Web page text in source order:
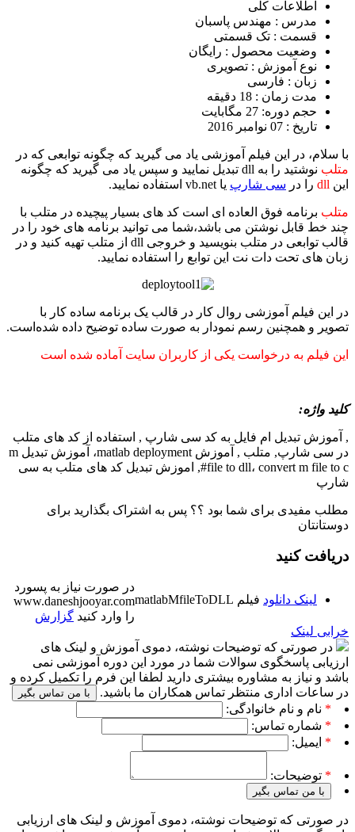
اطلاعات کلی
مدرس : مهندس پاسبان
قسمت : تک قسمتی
وضعیت محصول : رایگان
نوع آموزش : تصویری
زبان : فارسی
مدت زمان : 18 دقیقه
حجم دوره: 27 مگابایت
تاریخ : 07 نوامبر 2016
با سلام، در این فیلم آموزشی یاد می گیرید که چگونه توابعی که در
متلب
نوشتید را به dll تبدیل نمایید و سپس یاد می گیرید که چگونه
این dll را در سی شارپ یا vb.net استفاده نمایید.
متلب برنامه فوق العاده ای است کد های بسیار پیچیده در متلب با
چند خط قابل نوشتن می باشد،شما می توانید برنامه های خود را در
قالب توابعی در متلب بنویسید و خروجی dll از متلب تهیه کنید و در
زبان های تحت دات نت این توابع را استفاده نمایید.
در این فیلم آموزشی روال کار در قالب یک برنامه ساده کار با
تصویر و همچنین رسم نمودار به صورت ساده توضیح داده شده‌است.
این فیلم به درخواست یکی از کاربران سایت آماده شده است
کلید واژه:
, آموزش تبدیل ام فایل به کد سی شارپ , استفاده از کد های متلب
در سی شارپ, متلب , آموزش matlab deployment، آموزش تبدیل m
file to dll، convert m file to c#, اموزش تبدیل کد های متلب به سی
شارپ
مطلب مفیدی برای شما بود ؟؟ پس به اشتراک بگذارید برای
دوستانتان
دریافت کنید
لینک دانلود فیلم matlabMfileToDLL
در صورت نیاز به پسورد
www.daneshjooyar.com
را وارد کنید گزارش
خرابی لینک
در صورتی که توضیحات نوشته، دموی آموزش و لینک های
ارزیابی پاسخگوی سوالات شما در مورد این دوره آموزشی نمی
باشد و نیاز به مشاوره بیشتری دارید لطفا این فرم را تکمیل کرده و
در ساعات اداری منتظر تماس همکاران ما باشید.
با من تماس بگیر
* نام و نام خانوادگی:
* شماره تماس:
* ایمیل:
* توضیحات:
با من تماس بگیر
در صورتی که توضیحات نوشته، دموی آموزش و لینک های ارزیابی